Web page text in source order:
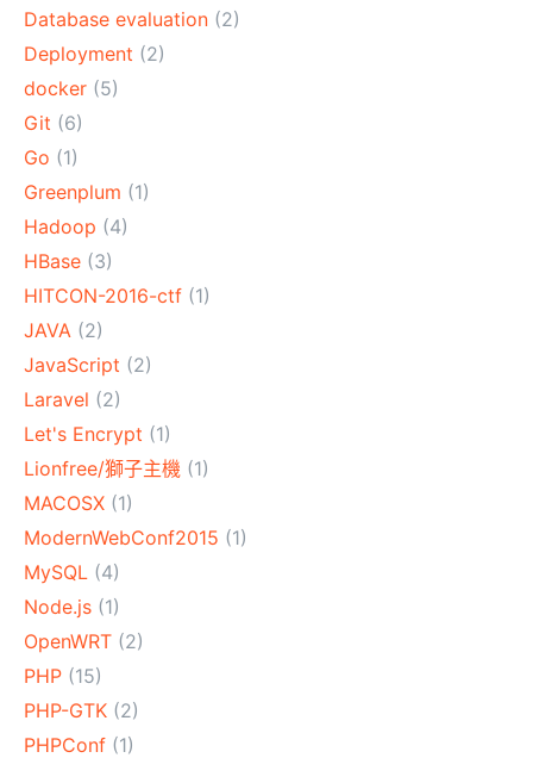
Database evaluation (2)
Deployment (2)
docker (5)
Git (6)
Go (1)
Greenplum (1)
Hadoop (4)
HBase (3)
HITCON-2016-ctf (1)
JAVA (2)
JavaScript (2)
Laravel (2)
Let's Encrypt (1)
Lionfree/獅子主機 (1)
MACOSX (1)
ModernWebConf2015 (1)
MySQL (4)
Node.js (1)
OpenWRT (2)
PHP (15)
PHP-GTK (2)
PHPConf (1)